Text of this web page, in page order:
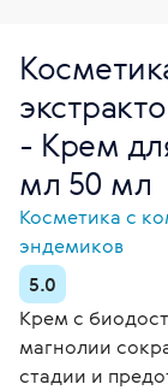
- Крем
мл 50 мл
Косметика с
эндемиков
5.0
Крем с
магнолии
стадии и